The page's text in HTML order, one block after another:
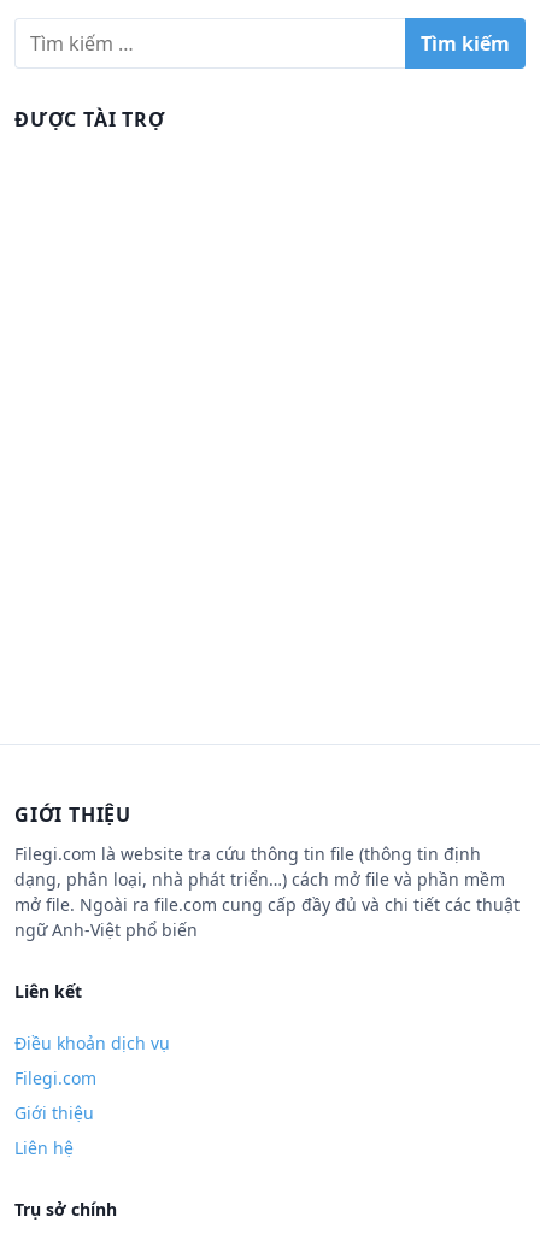
iĐƯỢC TÀI TRỢ
GIỚI THIỆU
Filegi.com là website tra cứu thông tin file (thông tin định
dạng, phân loại, nhà phát triển…) cách mở file và phần mềm
mở file. Ngoài ra file.com cung cấp đầy đủ và chi tiết các thuật
ngữ Anh-Việt phổ biến
Liên kết
Điều khoản dịch vụ
Filegi.com
Giới thiệu
Liên hệ
Trụ sở chính